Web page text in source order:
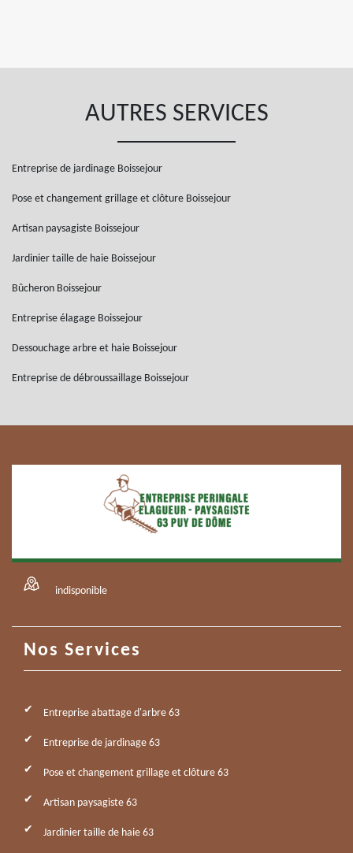
AUTRES SERVICES
Entreprise de jardinage Boissejour
Pose et changement grillage et clôture Boissejour
Artisan paysagiste Boissejour
Jardinier taille de haie Boissejour
Bûcheron Boissejour
Entreprise élagage Boissejour
Dessouchage arbre et haie Boissejour
Entreprise de débroussaillage Boissejour
indisponible
Nos Services
Entreprise abattage d'arbre 63
Entreprise de jardinage 63
Pose et changement grillage et clôture 63
Artisan paysagiste 63
Jardinier taille de haie 63